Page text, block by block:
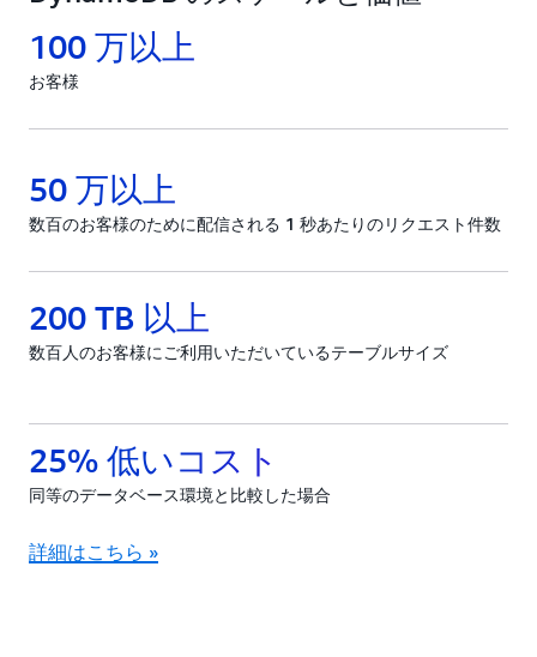
100 万以上
お客様
50 万以上
数百のお客様のために配信される 1 秒あたりのリクエスト件数
200 TB 以上
数百人のお客様にご利用いただいているテーブルサイズ
25% 低いコスト
同等のデータベース環境と比較した場合
詳細はこちら »